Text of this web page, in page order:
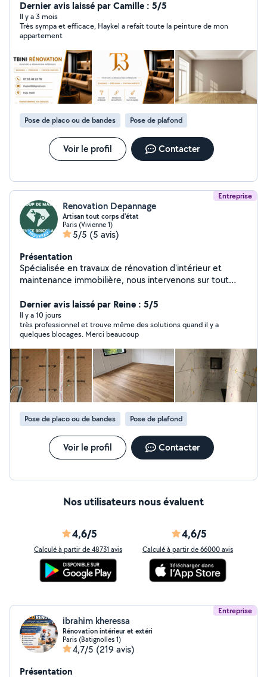
de vos attentes. Je vous accompagne dans tous vos
projets de : peinture intérieure (finition soignée)
préparation des supports (enduit, ponçage) pose de
placo, parquet et carrelage rénovation de salle de bain
Je travaille avec sérieux et précision, en respectant les
délais et en utilisant des matériaux de qualité, afin de
vous garantir un résultat durable. Votre satisfaction est
ma priorité. Des prix adaptés à votre budget. Devis et
déplacement gratuits. N'hésitez pas à me contacter
pour échanger sur votre projet.
Dernier avis laissé par Camille : 5/5
Il y a 3 mois
Très sympa et efficace, Haykel a refait toute la peinture de mon
appartement
Pose de placo ou de bandes Pose de plafond
Voir le profil Contacter
Entreprise
Renovation Depannage
Artisan tout corps d'état
Paris (Vivienne 1)
5/5 (5 avis)
Présentation
Spécialisée en travaux de rénovation d'intérieur et
maintenance immobilière, nous intervenons sur tout
commerces, copropriétés, maisons, bâtiments publics
et logements collectifs. Nos domaines d'intervention :
Maçonnerie générale : construction, rénovation,
agrandissements, ouvertures de murs porteurs, dalles
en béton. Placo et cloisons : tous types de plaques
(standard, hydrofuge, acoustique, coupe-feu),
cloisonnement, doublage, coffrage, pose de faux
plafonds. Peinture : intérieure et extérieure, préparation
soignée des supports, finitions haut de gamme. Isolation
: thermique par l'intérieur et par l'extérieur (ITE),
amélioration énergétique. Façades : ravalement
complet, nettoyage, traitement hydrofuge et
protection des murs. Plomberie et chauffage :
dépannage (fuites, WC, robinets, chauffe-eau) .
Dernier avis laissé par Reine : 5/5
Il y a 10 jours
très professionnel et trouve même des solutions quand il y a
quelques blocages. Merci beaucoup
Pose de placo ou de bandes Pose de plafond
Voir le profil Contacter
Nos utilisateurs nous évaluent
4,6/5
Calculé à partir de 48731 avis
4,6/5
Calculé à partir de 66000 avis
Entreprise
ibrahim kheressa
Rénovation intérieur et extéri
Paris (Batignolles 1)
4,7/5 (219 avis)
Présentation